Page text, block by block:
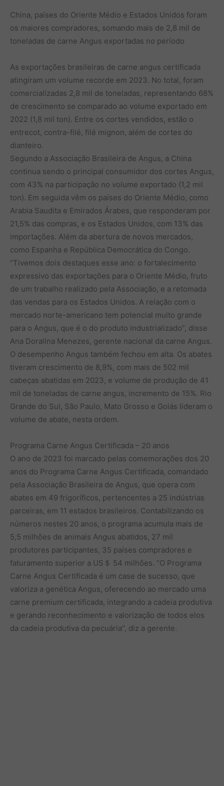
China, países do Oriente Médio e Estados Unidos foram
os maiores compradores, somando mais de 2,8 mil de
toneladas de carne Angus exportadas no período
As exportações brasileiras de carne angus certificada
atingiram um volume recorde em 2023. No total, foram
comercializadas 2,8 mil de toneladas, representando 68%
de crescimento se comparado ao volume exportado em
2022 (1,8 mil ton). Entre os cortes vendidos, estão o
entrecot, contra-filé, filé mignon, além de cortes do
dianteiro.
Segundo a Associação Brasileira de Angus, a China
continua sendo o principal consumidor dos cortes Angus,
com 43% na participação no volume exportado (1,2 mil
ton). Em seguida vêm os países do Oriente Médio, como
Arabia Saudita e Emirados Árabes, que responderam por
21,5% das compras, e os Estados Unidos, com 13% das
importações. Além da abertura de novos mercados,
como Espanha e República Democrática do Congo.
“Tivemos dois destaques esse ano: o fortalecimento
expressivo das exportações para o Oriente Médio, fruto
de um trabalho realizado pela Associação, e a retomada
das vendas para os Estados Unidos. A relação com o
mercado norte-americano tem potencial muito grande
para o Angus, que é o do produto industrializado”, disse
Ana Doralina Menezes, gerente nacional da carne Angus.
O desempenho Angus também fechou em alta. Os abates
tiveram crescimento de 8,9%, com mais de 502 mil
cabeças abatidas em 2023, e volume de produção de 41
mil de toneladas de carne angus, incremento de 15%. Rio
Grande do Sul, São Paulo, Mato Grosso e Goiás lideram o
volume de abate, nesta ordem.
Programa Carne Angus Certificada – 20 anos
O ano de 2023 foi marcado pelas comemorações dos 20
anos do Programa Carne Angus Certificada, comandado
pela Associação Brasileira de Angus, que opera com
abates em 49 frigoríficos, pertencentes a 25 indústrias
parceiras, em 11 estados brasileiros. Contabilizando os
números nestes 20 anos, o programa acumula mais de
5,5 milhões de animais Angus abatidos, 27 mil
produtores participantes, 35 países compradores e
faturamento superior a US＄ 54 milhões. “O Programa
Carne Angus Certificada é um case de sucesso, que
valoriza a genética Angus, oferecendo ao mercado uma
carne premium certificada, integrando a cadeia produtiva
e gerando reconhecimento e valorização de todos elos
da cadeia produtiva da pecuária”, diz a gerente.